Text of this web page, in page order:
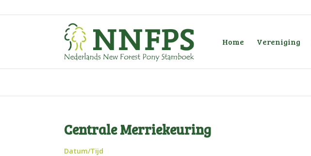
Home Vereniging
Centrale Merriekeuring
Datum/Tijd